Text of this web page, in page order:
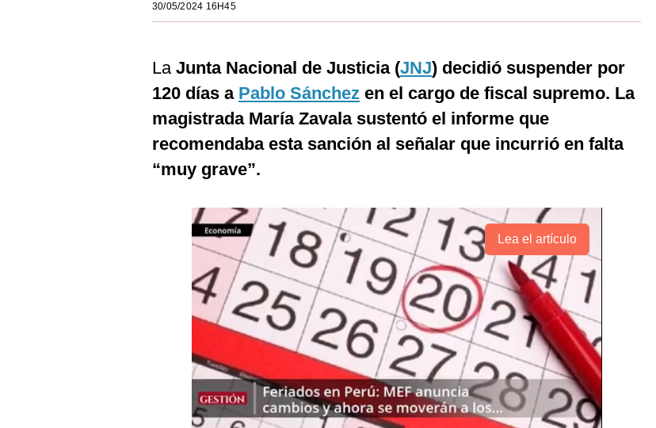
30/05/2024 16H45
LaJunta Nacional de Justicia (JNJ) decidió suspender por
120 días a Pablo Sánchez en el cargo de fiscal supremo. La
magistrada María Zavala sustentó el informe que
recomendaba esta sanción al señalar que incurrió en falta
“muy grave”.
Lea el artículo